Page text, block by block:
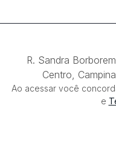
R. Sandra
Centro,
Ao acessar você
e